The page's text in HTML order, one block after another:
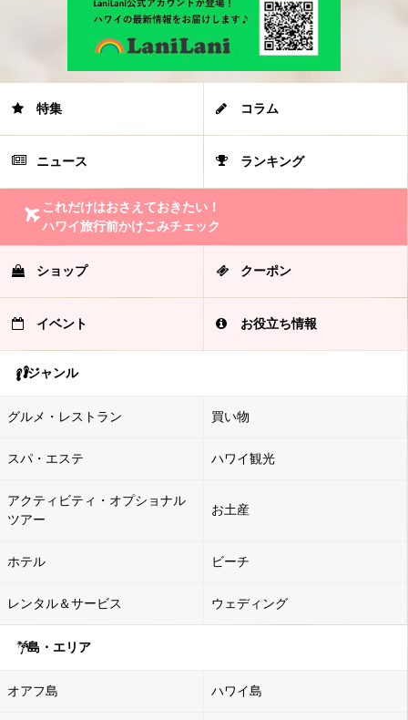
特集 コラム
ニュース ランキング
これだけはおさえておきたい！
ハワイ旅行前かけこみチェック
ショップ クーポン
イベント お役立ち情報
ジャンル
グルメ・レストラン 買い物
スパ・エステ ハワイ観光
アクティビティ・オプショナル
ツアー
お土産
ホテル ビーチ
レンタル＆サービス ウェディング
島・エリア
オアフ島 ハワイ島